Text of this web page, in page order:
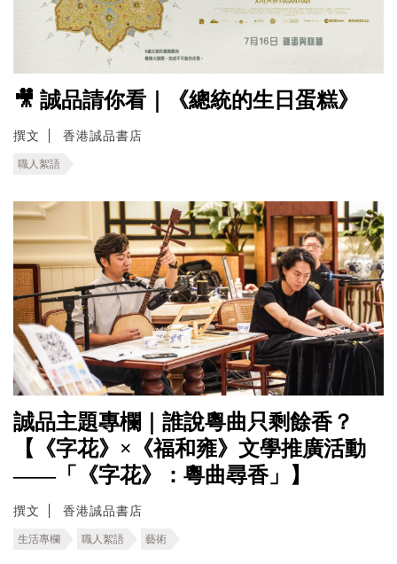
🎥 誠品請你看｜《總統的生日蛋糕》
撰文 香港誠品書店
職人絮語
誠品主題專欄｜誰說粵曲只剩餘香？
【《字花》×《福和雍》文學推廣活動
——「《字花》：粵曲尋香」】
撰文 香港誠品書店
生活專欄 職人絮語 藝術